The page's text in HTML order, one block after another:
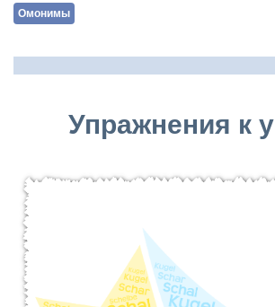
Омонимы
Упражнения к